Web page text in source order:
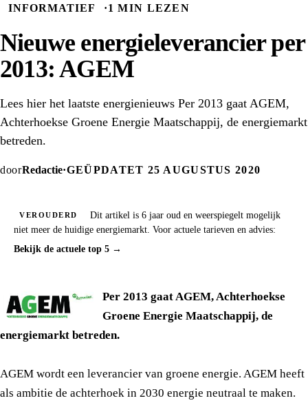
INFORMATIEF ·1 MIN LEZEN
Nieuwe energieleverancier per
2013: AGEM
Lees hier het laatste energienieuws Per 2013 gaat AGEM,
Achterhoekse Groene Energie Maatschappij, de energiemarkt
betreden.
doorRedactie·GEÜPDATET 25 AUGUSTUS 2020
VEROUDERD
Dit artikel is 6 jaar oud en weerspiegelt mogelijk
niet meer de huidige energiemarkt. Voor actuele tarieven en advies:
Bekijk de actuele top 5 →
Per 2013 gaat AGEM, Achterhoekse
Groene Energie Maatschappij, de
energiemarkt betreden.
AGEM wordt een leverancier van groene energie. AGEM heeft
als ambitie de achterhoek in 2030 energie neutraal te maken.